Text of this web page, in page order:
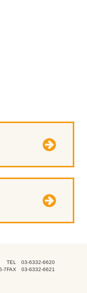
7
TEL 03-6332-6620
FAX 03-6332-6621